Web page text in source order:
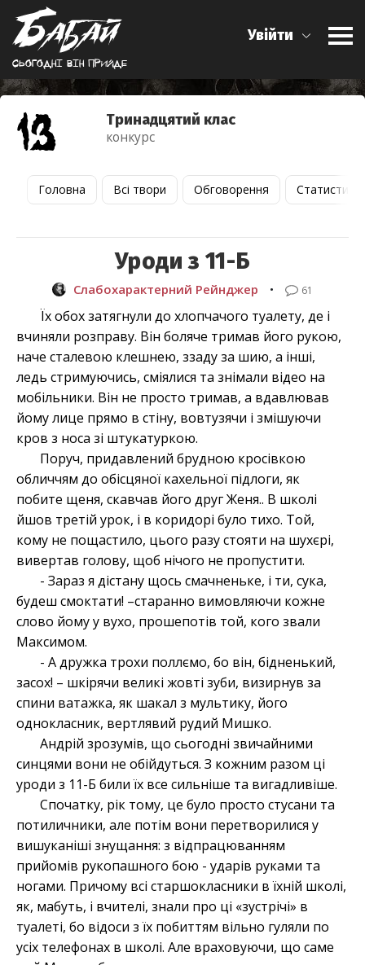
Сьогоднi вiн прийде
Увійти
Тринадцятий клас
конкурс
Головна Всі твори Обговорення Статистика
Уроди з 11-Б
Слабохарактерний Рейнджер • 61
Їх обох затягнули до хлопчачого туалету, де і
вчиняли розправу. Він боляче тримав його рукою,
наче сталевою клешнею, ззаду за шию, а інші,
ледь стримуючись, сміялися та знімали відео на
мобільники. Він не просто тримав, а вдавлював
йому лице прямо в стіну, вовтузячи і змішуючи
кров з носа зі штукатуркою.
Поруч, придавлений брудною кросівкою
обличчям до обісцяної кахельної підлоги, як
побите щеня, скавчав його друг Женя.. В школі
йшов третій урок, і в коридорі було тихо. Той,
кому не пощастило, цього разу стояти на шухєрі,
вивертав голову, щоб нічого не пропустити.
- Зараз я дістану щось смачненьке, і ти, сука,
будеш смоктати! –старанно вимовляючи кожне
слово йому у вухо, прошепотів той, кого звали
Максимом.
- А дружка трохи поллємо, бо він, бідненький,
засох! – шкірячи великі жовті зуби, визирнув за
спини ватажка, як шакал з мультику, його
однокласник, вертлявий рудий Мишко.
Андрій зрозумів, що сьогодні звичайними
синцями вони не обійдуться. З кожним разом ці
уроди з 11-Б били їх все сильніше та вигадливіше.
Спочатку, рік тому, це було просто стусани та
потиличники, але потім вони перетворилися у
вишуканіші знущання: з відпрацюванням
прийомів рукопашного бою - ударів руками та
ногами. Причому всі старшокласники в їхній школі,
як, мабуть, і вчителі, знали про ці «зустрічі» в
туалеті, бо відоси з їх побиттям вільно гуляли по
усіх телефонах в школі. Але враховуючи, що саме